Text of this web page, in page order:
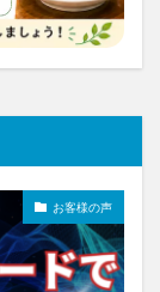
お客様の声